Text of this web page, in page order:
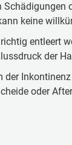
keine
entleert
der
der
oder